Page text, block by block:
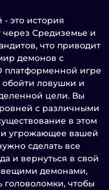
это история
через Средиземье и
что приводит
демонов с
платформенной игре
обойти ловушки и
цели. Вы
с различными
в этом
и угрожающее вашей
сделать все
и вернуться в свой
демонами,
головоломки, чтобы